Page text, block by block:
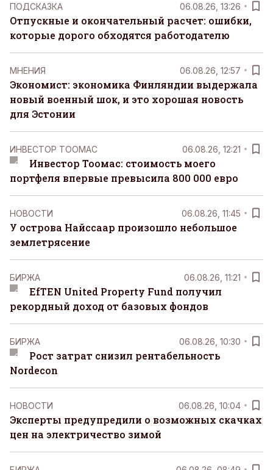
ПОДСКАЗКА 06.08.26, 13:26
Отпускные и окончательный расчет: ошибки,
которые дорого обходятся работодателю
MНЕНИЯ 06.08.26, 12:57
Экономист: экономика Финляндии выдержала
новый военный шок, и это хорошая новость
для Эстонии
ИНВЕСТОР ТООМАС 06.08.26, 12:21
Инвестор Тоомас: стоимость моего
портфеля впервые превысила 800 000 евро
НОВОСТИ 06.08.26, 11:45
У острова Найссаар произошло небольшое
землетрясение
БИРЖА 06.08.26, 11:21
EfTEN United Property Fund получил
рекордный доход от базовых фондов
БИРЖА 06.08.26, 10:30
Рост затрат снизил рентабельность
Nordecon
НОВОСТИ 06.08.26, 10:04
Эксперты предупредили о возможных скачках
цен на электричество зимой